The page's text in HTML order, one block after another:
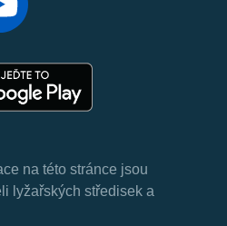
na této stránce jsou
lyžařských středisek a